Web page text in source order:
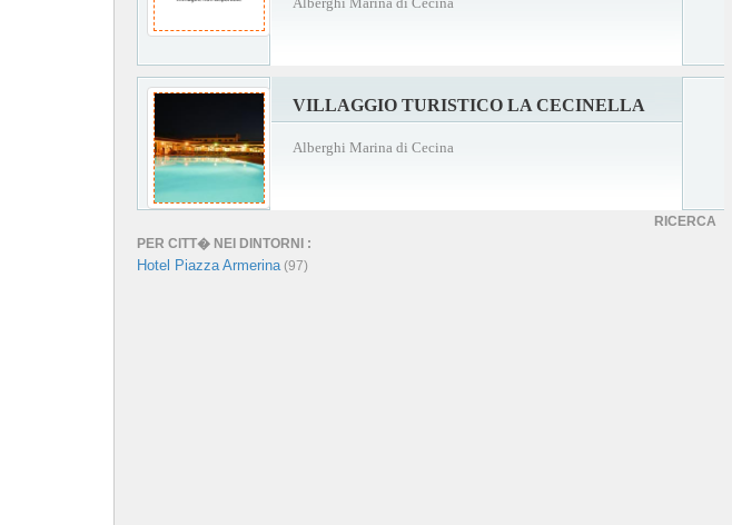
VILLAGGIO TURISTICO LA CECINELLA
Alberghi Marina di Cecina
RICERCA
PER CITT� NEI DINTORNI :
Hotel Piazza Armerina(97)